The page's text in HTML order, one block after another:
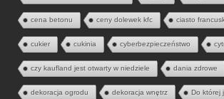
cena betonu ceny dolewek kfc ciasto
cukier cukinia cyberbezpieczeństwo
czy kaufland jest otwarty w niedziele dania zdrowe
dekoracja ogrodu dekoracja wnętrz Do której